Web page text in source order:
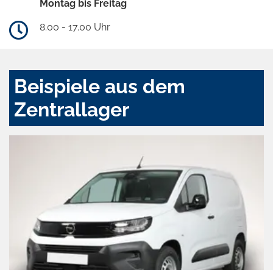
Montag bis Freitag
8.00 - 17.00 Uhr
Beispiele aus dem
Zentrallager